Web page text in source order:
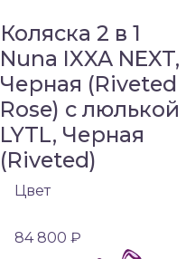
Коляска 2 в 1
Nuna IXXA NEXT,
Черная (Riveted
Rose) с люлькой
LYTL, Черная
(Riveted)
Цвет
84 800 ₽